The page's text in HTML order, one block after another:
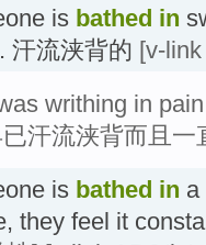
is bathed in
汗流浃背的 [v-
writhing in
汗流浃背而且
is bathed in a
they feel it